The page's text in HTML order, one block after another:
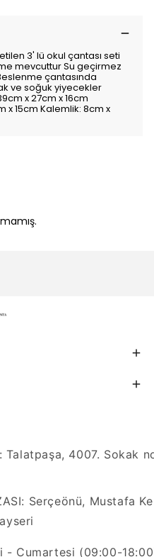
3' lü okul çantası seti
mevcuttur Su geçirmez
çantasında
ve soğuk yiyecekler
x 27cm x 16cm
x 15cm Kalemlik: 8cm x
Talatpaşa, 4007. Sokak
Serçeönü, Mustafa
- Cumartesi (09:00-